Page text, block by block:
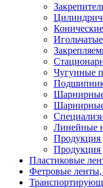
Чугунные
Линейные
Продукция
Продукция
Пластиковые
Фетровые ленты,